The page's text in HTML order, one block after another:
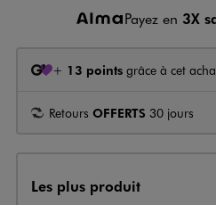
Payez en 3X
+ 13 points grâce à cet
Retours OFFERTS 30 jours
Les plus produit